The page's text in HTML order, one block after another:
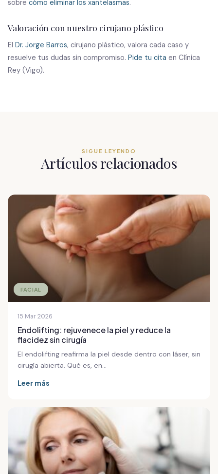
sobre cómo eliminar los xantelasmas.
Valoración con nuestro cirujano plástico
El Dr. Jorge Barros, cirujano plástico, valora cada caso y
resuelve tus dudas sin compromiso. Pide tu cita en Clínica
Rey (Vigo).
SIGUE LEYENDO
Artículos relacionados
FACIAL
15 Mar 2026
Endolifting: rejuvenece la piel y reduce la
flacidez sin cirugía
El endolifting reafirma la piel desde dentro con láser, sin
cirugía abierta. Qué es, en…
Leer más